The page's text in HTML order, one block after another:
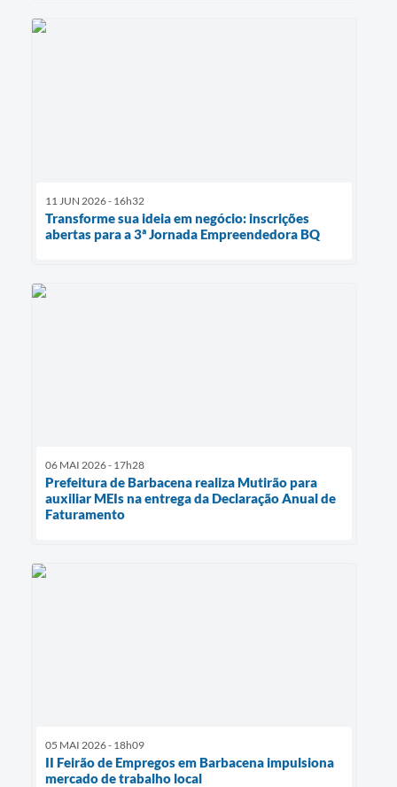
11 JUN 2026 - 16h32
Transforme sua ideia em negócio: inscrições
abertas para a 3ª Jornada Empreendedora BQ
06 MAI 2026 - 17h28
Prefeitura de Barbacena realiza Mutirão para
auxiliar MEIs na entrega da Declaração Anual de
Faturamento
05 MAI 2026 - 18h09
II Feirão de Empregos em Barbacena impulsiona
mercado de trabalho local